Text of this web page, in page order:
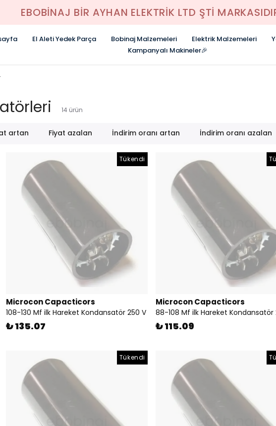
EBOBİNAJ BİR AYHAN ELEKTRİK LTD ŞTİ
El Aleti Yedek Parça Bobinaj Malzemeleri Elektrik Malzemeleri
Kampanyalı Makineler🎉
14 ürün
artan Fiyat azalan İndirim oranı artan İndirim oranı azalan
Tükendi
Microcon Capacticors
108-130 Mf ilk Hareket Kondansatör 250 V
₺ 135.07
Microcon Capacticors
88-108 Mf ilk Hareket Kondansatör
₺ 115.09
Tükendi